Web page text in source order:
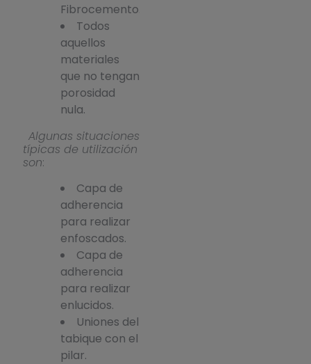
Fibrocemento.
Todos
aquellos
materiales
que no tengan
porosidad
nula.
Algunas situaciones
típicas de utilización
son:
Capa de
adherencia
para realizar
enfoscados.
Capa de
adherencia
para realizar
enlucidos.
Uniones del
tabique con el
pilar.